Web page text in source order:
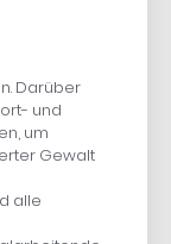
Darüber
und
um
Gewalt
alle